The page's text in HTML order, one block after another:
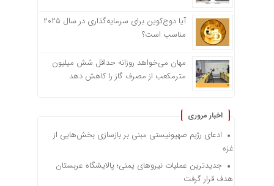
آیا دوج‌کوین برای سرمایه‌گذاری در سال ۲۰۲۵
مناسب است؟
مهان می‌خواهد روزانه حداقل شش میلیون
مترمکعب از مصرف گاز را کاهش دهد
اخبار مروری
ادعای رژیم صهیونیستی مبنی بر بازسازی بخش‌هایی از
غزه
جدیدترین عملیات نیروهای یمنی؛ پالایشگاه عربستان
هدف قرار گرفت